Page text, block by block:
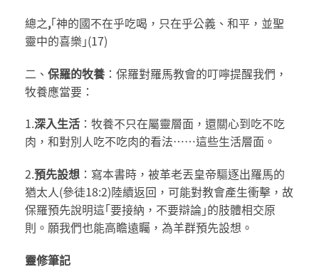
總之,｢神的國不在乎吃喝，只在乎公義、和平，並聖
靈中的喜樂｣(17)
二、 保羅的牧養 ：保羅對羅馬教會的叮嚀提醒我們，
牧養應當要：
1.深入生活 ：牧養不只在屬靈層面，還關心到吃不吃
肉，和對別人吃不吃肉的看法……這些生活層面。
2.預先設想 ：寫本書時，被革老丟皇帝驅逐出羅馬的
猶太人(參徒18:2)陸續返回，可能對教會產生衝擊，故
保羅預先說明這｢要接納，不要辯論｣的肢體相交原
則。願我們也能高瞻遠矚，為羊群預先設想。
靈修筆記